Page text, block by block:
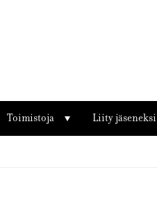
Toimistoja Liity jäseneksi